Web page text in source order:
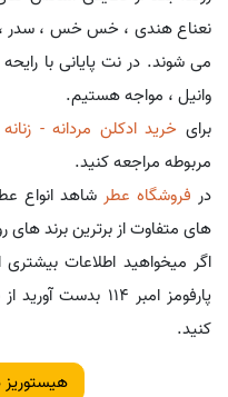
نعناع هندی ، خس خس ، سدر ،
می شوند. در نت پایانی با
وانیل ، مواجه هستیم.
برای خرید ادکلن مردانه - زنانه
مربوطه مراجعه کنید.
در فروشگاه عطر شاهد انواع
های متفاوت از برترین برند های
اگر میخواهید اطلاعات
پارفومز امبر
کنید.
هیستوریز د